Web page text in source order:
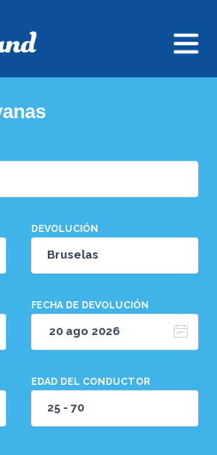
DEVOLUCIÓN
FECHA DE DEVOLUCIÓN
EDAD DEL CONDUCTOR